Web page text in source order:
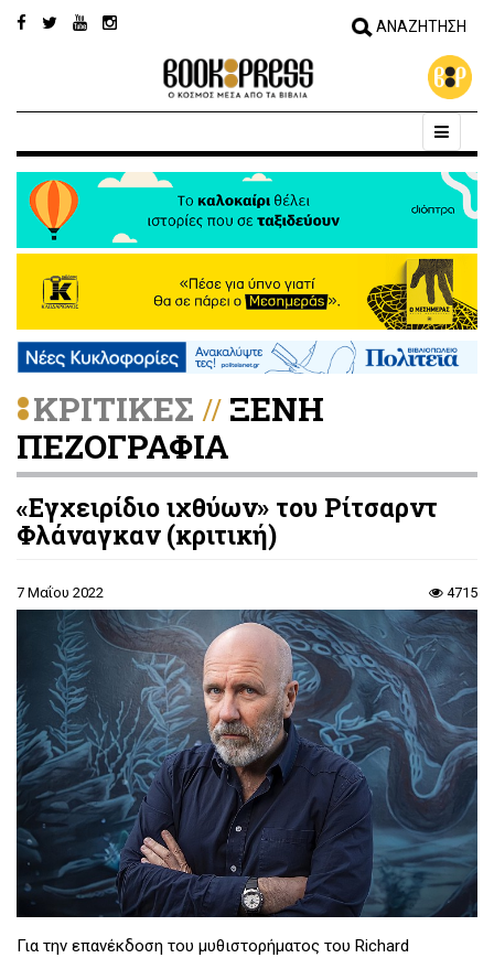
ΚΡΙΤΙΚΕΣ // ΞΕΝΗ
ΠΕΖΟΓΡΑΦΙΑ
«Εγχειρίδιο ιχθύων» του Ρίτσαρντ
Φλάναγκαν (κριτική)
7 Μαΐου 2022 4715
Για την επανέκδοση του μυθιστορήματος του Richard